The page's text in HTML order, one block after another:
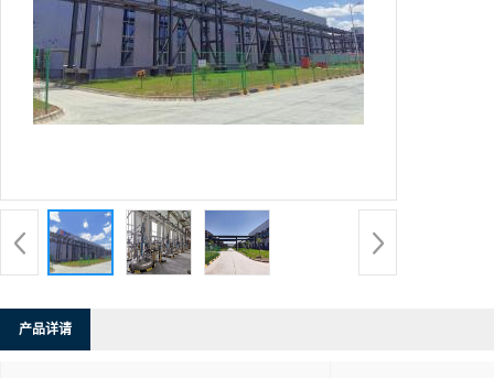
产品详请